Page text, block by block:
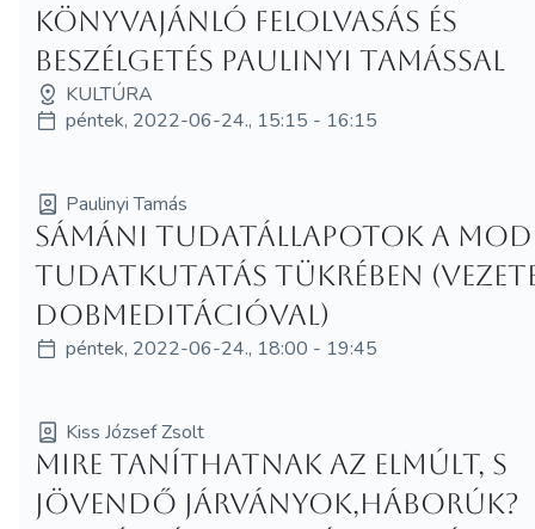
könyvajánló felolvasás és
beszélgetés Paulinyi Tamással
KULTÚRA
péntek, 2022-06-24., 15:15 - 16:15
Paulinyi Tamás
Sámáni tudatállapotok a
tudatkutatás tükrében
dobmeditációval)
péntek, 2022-06-24., 18:00 - 19:45
Kiss József Zsolt
Mire taníthatnak az elmúlt, s
jövendő járványok,háborúk?